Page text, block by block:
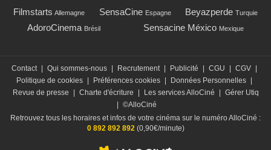
Filmstarts Allemagne SensaCine Espagne Beyazperde Turquie
AdoroCinema Brésil Sensacine México Mexique
Contact | Qui sommes-nous | Recrutement | Publicité | CGU | CGV |
Politique de cookies | Préférences cookies | Données Personnelles |
Revue de presse
| Charte d'écriture | Les services AlloCiné | Gérer Utiq
| ©AlloCiné
Retrouvez tous les horaires et infos de votre cinéma sur le numéro AlloCiné :
0 892 892 892 (0,90€/minute)